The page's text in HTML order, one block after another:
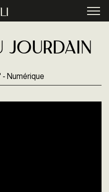
Jourdain
Numérique